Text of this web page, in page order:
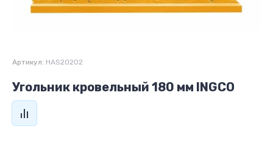
Артикул: HAS20202
Угольник кровельный 180 мм INGCO